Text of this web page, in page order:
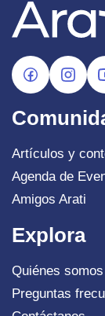
Artículos y
Agenda de
Amigos Arati
Explora
Quiénes somos
Preguntas